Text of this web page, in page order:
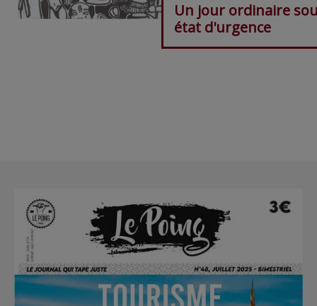
Un jour ordinaire
état d'urgence